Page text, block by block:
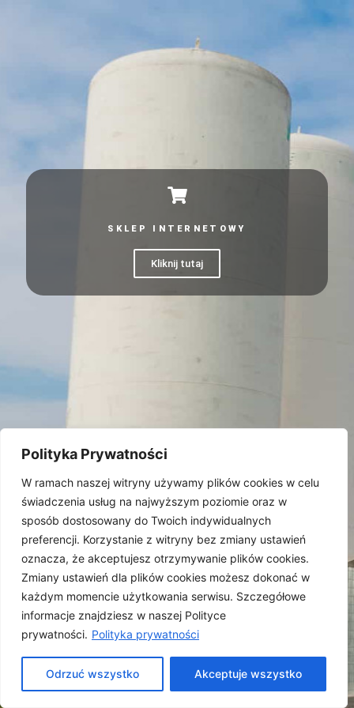
Polityka Prywatności
W ramach naszej witryny używamy plików cookies w celu
świadczenia usług na najwyższym poziomie oraz w
sposób dostosowany do Twoich indywidualnych
preferencji. Korzystanie z witryny bez zmiany ustawień
oznacza, że akceptujesz otrzymywanie plików cookies.
Zmiany ustawień dla plików cookies możesz dokonać w
każdym momencie użytkowania serwisu. Szczegółowe
informacje znajdziesz w naszej Polityce
prywatności. Polityka prywatności
Odrzuć wszystko Akceptuje wszystko
SKLEP INTERNETOWY
Kliknij tutaj
STRONA INTERNETOWA